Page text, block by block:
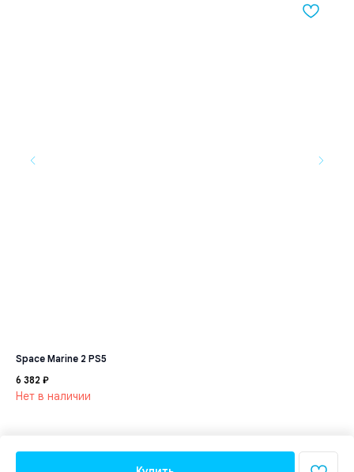
Space Marine 2 PS5
6 382 ₽
Нет в наличии